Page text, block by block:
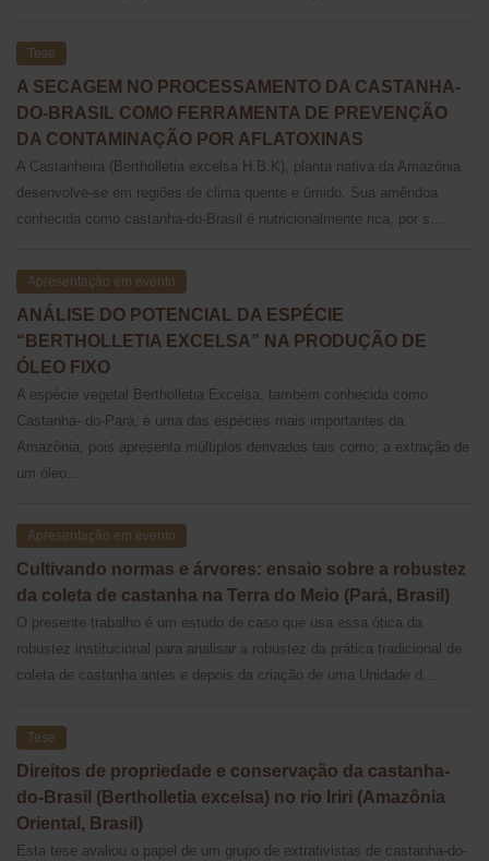
Tese
A SECAGEM NO PROCESSAMENTO DA CASTANHA-
DO-BRASIL COMO FERRAMENTA DE PREVENÇÃO
DA CONTAMINAÇÃO POR AFLATOXINAS
A Castanheira (Bertholletia excelsa H.B.K), planta nativa da Amazônia,
desenvolve-se em regiões de clima quente e úmido. Sua amêndoa
conhecida como castanha-do-Brasil é nutricionalmente rica, por s...
Apresentação em evento
ANÁLISE DO POTENCIAL DA ESPÉCIE
“BERTHOLLETIA EXCELSA” NA PRODUÇÃO DE
ÓLEO FIXO
A espécie vegetal Bertholletia Excelsa, também conhecida como
Castanha- do-Pará, é uma das espécies mais importantes da
Amazônia, pois apresenta múltiplos derivados tais como: a extração de
um óleo...
Apresentação em evento
Cultivando normas e árvores: ensaio sobre a robustez
da coleta de castanha na Terra do Meio (Pará, Brasil)
O presente trabalho é um estudo de caso que usa essa ótica da
robustez institucional para analisar a robustez da prática tradicional de
coleta de castanha antes e depois da criação de uma Unidade d...
Tese
Direitos de propriedade e conservação da castanha-
do-Brasil (Bertholletia excelsa) no rio Iriri (Amazônia
Oriental, Brasil)
Esta tese avaliou o papel de um grupo de extrativistas de castanha-do-